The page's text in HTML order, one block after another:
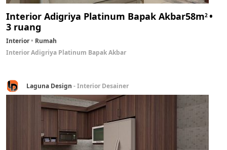
Interior Adigriya Platinum Bapak Akbar58m2
3 ruang
Interior
Rumah
Interior Adigriya Platinum Bapak Akbar
Laguna Design - Interior Desainer